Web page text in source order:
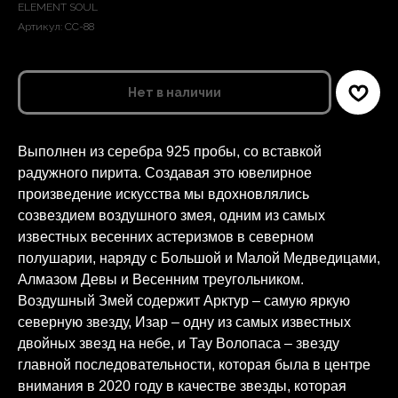
ELEMENT SOUL
Артикул: СС-88
Нет в наличии
Выполнен из серебра 925 пробы, со вставкой
радужного пирита. Создавая это ювелирное
произведение искусства мы вдохновлялись
созвездием воздушного змея, одним из самых
известных весенних астеризмов в северном
полушарии, наряду с Большой и Малой Медведицами,
Алмазом Девы и Весенним треугольником.
Воздушный Змей содержит Арктур – самую яркую
северную звезду, Изар – одну из самых известных
двойных звезд на небе, и Тау Волопаса – звезду
главной последовательности, которая была в центре
внимания в 2020 году в качестве звезды, которая